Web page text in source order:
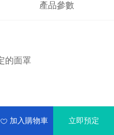
產品參數
的面罩
加入購物車 立即預定